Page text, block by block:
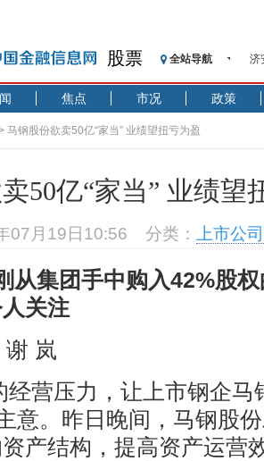
股票 全站导航
济
【
在
基
恒
焦点 市况 政策
马钢股份欲卖50亿“家当” 业绩望扭亏为盈
50亿“家当” 业绩望
07月19日10:56 分类： 上市公司
从集团手中购入42%股
关注
谢 岚
经营压力，让上市钢企马
意。昨日晚间，马钢股
产结构，提高资产运营